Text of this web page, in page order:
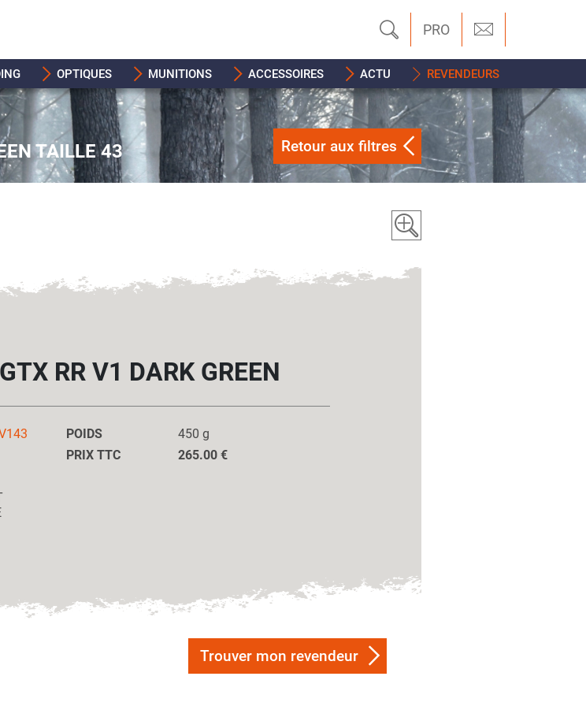
PRO
OPTIQUES MUNITIONS ACCESSOIRES ACTU REVENDEURS
TAILLE 43 Retour aux filtres
RR V1 DARK GREEN
POIDS
450 g
PRIX TTC
265.00 €
Trouver mon revendeur